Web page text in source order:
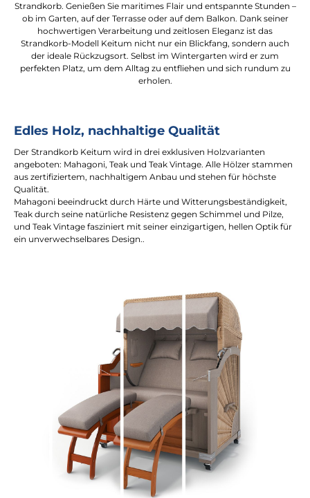
Strandkorb. Genießen Sie maritimes Flair und entspannte Stunden –
ob im Garten, auf der Terrasse oder auf dem Balkon. Dank seiner
hochwertigen Verarbeitung und zeitlosen Eleganz ist das
Strandkorb-Modell Keitum nicht nur ein Blickfang, sondern auch
der ideale Rückzugsort. Selbst im Wintergarten wird er zum
perfekten Platz, um dem Alltag zu entfliehen und sich rundum zu
erholen.
Edles Holz, nachhaltige Qualität
Der Strandkorb Keitum wird in drei exklusiven Holzvarianten
angeboten: Mahagoni, Teak und Teak Vintage. Alle Hölzer stammen
aus zertifiziertem, nachhaltigem Anbau und stehen für höchste
Qualität.
Mahagoni beeindruckt durch Härte und Witterungsbeständigkeit,
Teak durch seine natürliche Resistenz gegen Schimmel und Pilze,
und Teak Vintage fasziniert mit seiner einzigartigen, hellen Optik für
ein unverwechselbares Design..